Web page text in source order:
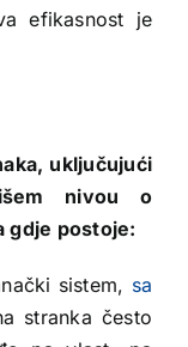
efikasnost je
uključujući
nivou o
gdje postoje:
sistem, sa
stranka često